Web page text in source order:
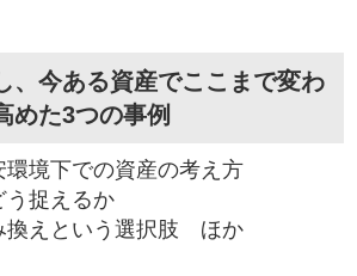
、今ある資産でここまで変わ
めた3つの事例
環境下での資産の考え方
う捉えるか
換えという選択肢 ほか